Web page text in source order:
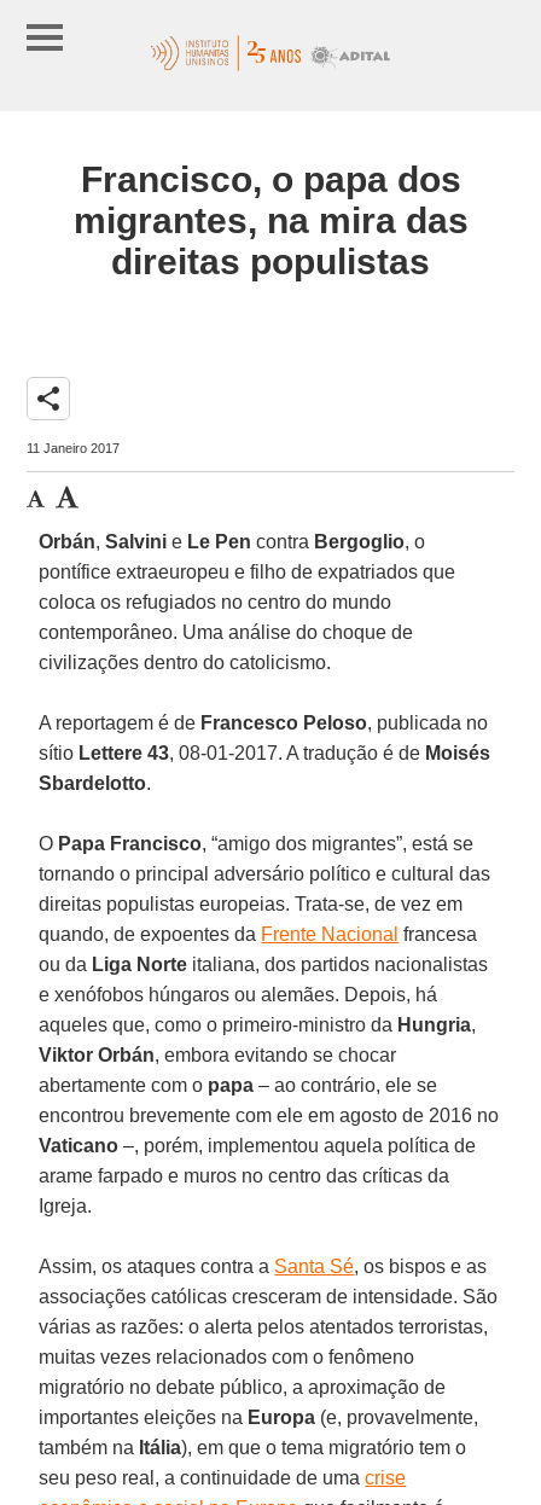
Francisco, o papa dos
migrantes, na mira das
direitas populistas
share
11 Janeiro 2017
Orbán,Salvini e Le Pen contra Bergoglio, o
pontífice extraeuropeu e filho de expatriados que
coloca os refugiados no centro do mundo
contemporâneo. Uma análise do choque de
civilizações dentro do catolicismo.
A reportagem é de Francesco Peloso, publicada no
sítio Lettere 43, 08-01-2017. A tradução é de Moisés
Sbardelotto.
O Papa Francisco, “amigo dos migrantes”, está se
tornando o principal adversário político e cultural das
direitas populistas europeias. Trata-se, de vez em
quando, de expoentes da Frente Nacional francesa
ou da Liga Norte italiana, dos partidos nacionalistas
e xenófobos húngaros ou alemães. Depois, há
aqueles que, como o primeiro-ministro da Hungria,
Viktor Orbán, embora evitando se chocar
abertamente com o papa – ao contrário, ele se
encontrou brevemente com ele em agosto de 2016 no
Vaticano –, porém, implementou aquela política de
arame farpado e muros no centro das críticas da
Igreja.
Assim, os ataques contra a Santa Sé, os bispos e as
associações católicas cresceram de intensidade. São
várias as razões: o alerta pelos atentados terroristas,
muitas vezes relacionados com o fenômeno
migratório no debate público, a aproximação de
importantes eleições na Europa (e, provavelmente,
também na Itália), em que o tema migratório tem o
seu peso real, a continuidade de umacrise